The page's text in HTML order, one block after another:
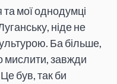
та мої однодумці
ніде не
Ба більше,
мислити, завжди
був, так би